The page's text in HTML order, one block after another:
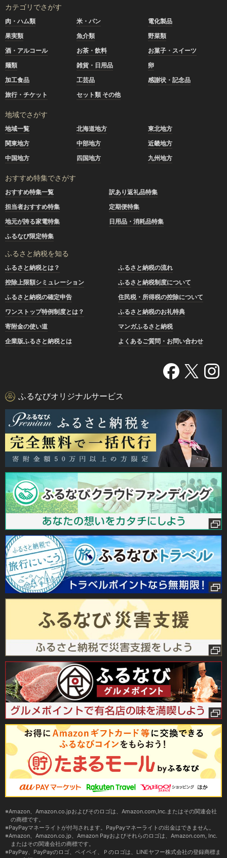
カテゴリでさがす
肉・ハム類 米・パン
電化製品
果実類
魚介類
野菜類
酒・アルコール
お茶・飲料
お菓子・スイーツ
麺類
雑貨・日用品
卵
加工食品
工芸品
感謝状・記念品
旅行・チケット
セット類 その他
地域でさがす
地域一覧 北海道地方
東北地方
関東地方
中部地方
近畿地方
中国地方
四国地方 九州地方
おすすめ特集でさがす
おすすめ特集一覧
訳あり返礼品特集
担当者おすすめ特集
定期便特集
地元が誇る家電特集
日用品・消耗品特集
ふるなび限定特集
ふるさと納税を知る
ふるさと納税とは？
ふるさと納税の流れ
控除上限額シミュレーション
ふるさと納税制度について
ふるさと納税の確定申告
住民税・所得税の控除について
ワンストップ特例制度とは？
ふるさと納税のお礼特典
寄附金の使い道
マンガふるさと納税
企業版ふるさと納税とは
よくあるご質問・お問い合わせ
ふるなびオリジナルサービス
Amazon、Amazon.co.jpおよびそのロゴは、Amazon.com,Inc.またはその関連会社
の商標です。
PayPayマネーライトが付与されます。PayPayマネーライトの出金はできません。
Amazon、Amazon.co.jp、Amazon Payおよびそれらのロゴは、Amazon.com, Inc.
またはその関連会社の商標です。
PayPay、PayPayのロゴ、ペイペイ、Ｐのロゴは、LINEヤフー株式会社の登録商標ま